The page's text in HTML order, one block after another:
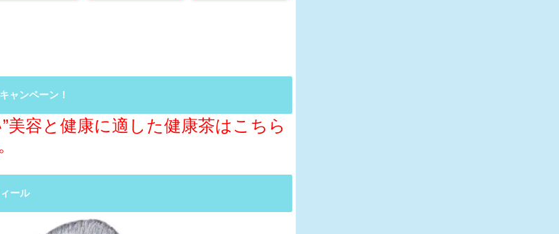
ャンペーン！
美容と健康に適した健康茶はこちら
ール